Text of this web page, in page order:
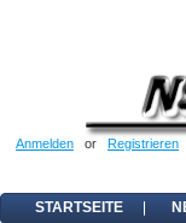
Anmelden or Registrieren
STARTSEITE